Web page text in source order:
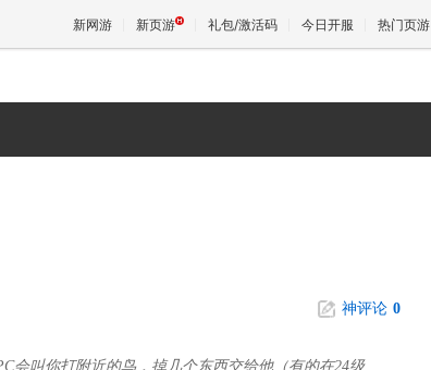
新网游 新页游 礼包/激活码 今日开服 热门页游
神评论 0
会叫你打附近的鸟，掉几个东西交给他（有的在24级